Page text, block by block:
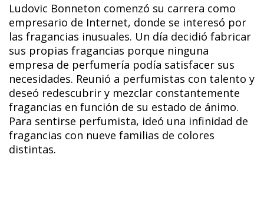
Ludovic Bonneton comenzó su carrera como
empresario de Internet, donde se interesó por
las fragancias inusuales. Un día decidió fabricar
sus propias fragancias porque ninguna
empresa de perfumería podía satisfacer sus
necesidades. Reunió a perfumistas con talento y
deseó redescubrir y mezclar constantemente
fragancias en función de su estado de ánimo.
Para sentirse perfumista, ideó una infinidad de
fragancias con nueve familias de colores
distintas.